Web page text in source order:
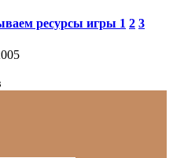
ресурсы игры 1 2 3